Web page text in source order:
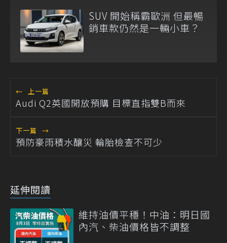
SUV 開始稱霸歐洲 但最暢
銷車款仍然是一輛小車？
← 上一篇
Audi Q2英國開放預購 目標直指雙B而來
下一篇 →
預防豪雨積水釀災 輪胎檢查不可少
延伸閱讀
維持油價平穩！中油：明日國
內汽、柴油價格皆不調整